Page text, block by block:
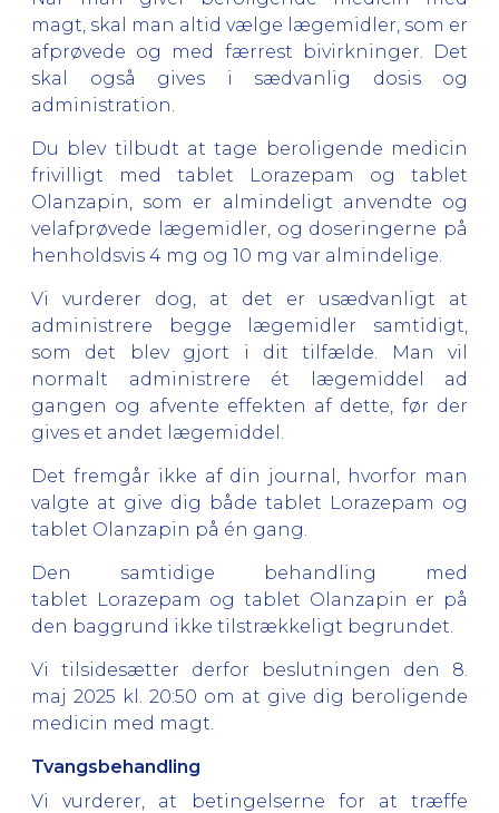
magt, skal man altid vælge lægemidler, som er
afprøvede og med færrest bivirkninger. Det
skal også gives i sædvanlig dosis og
administration.
Du blev tilbudt at tage beroligende medicin
frivilligt med tablet Lorazepam og tablet
Olanzapin, som er almindeligt anvendte og
velafprøvede lægemidler, og doseringerne på
henholdsvis 4 mg og 10 mg var almindelige.
Vi vurderer dog, at det er usædvanligt at
administrere begge lægemidler samtidigt,
som det blev gjort i dit tilfælde. Man vil
normalt administrere ét lægemiddel ad
gangen og afvente effekten af dette, før der
gives et andet lægemiddel.
Det fremgår ikke af din journal, hvorfor man
valgte at give dig både tablet Lorazepam og
tablet Olanzapin på én gang.
Den samtidige behandling med
tablet Lorazepam og tablet Olanzapin er på
den baggrund ikke tilstrækkeligt begrundet.
Vi tilsidesætter derfor beslutningen den 8.
maj 2025 kl. 20:50 om at give dig beroligende
medicin med magt.
Tvangsbehandling
Vi vurderer, at betingelserne for at træffe